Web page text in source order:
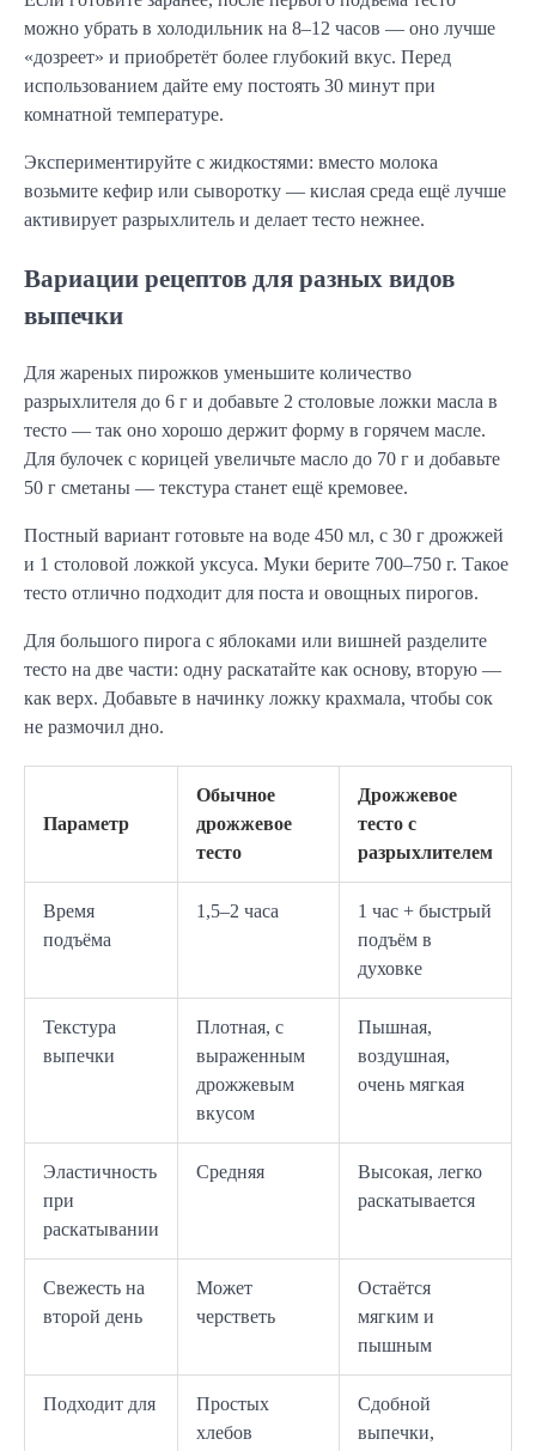
можно убрать в холодильник на 8–12 часов — оно лучше
«дозреет» и приобретёт более глубокий вкус. Перед
использованием дайте ему постоять 30 минут при
комнатной температуре.
Экспериментируйте с жидкостями: вместо молока
возьмите кефир или сыворотку — кислая среда ещё лучше
активирует разрыхлитель и делает тесто нежнее.
Вариации рецептов для разных видов
выпечки
Для жареных пирожков уменьшите количество
разрыхлителя до 6 г и добавьте 2 столовые ложки масла в
тесто — так оно хорошо держит форму в горячем масле.
Для булочек с корицей увеличьте масло до 70 г и добавьте
50 г сметаны — текстура станет ещё кремовее.
Постный вариант готовьте на воде 450 мл, с 30 г дрожжей
и 1 столовой ложкой уксуса. Муки берите 700–750 г. Такое
тесто отлично подходит для поста и овощных пирогов.
Для большого пирога с яблоками или вишней разделите
тесто на две части: одну раскатайте как основу, вторую —
как верх. Добавьте в начинку ложку крахмала, чтобы сок
не размочил дно.
Параметр
Обычное
дрожжевое
тесто
Дрожжевое
тесто с
разрыхлителем
Время
подъёма
1,5–2 часа
1 час + быстрый
подъём в
духовке
Текстура
выпечки
Плотная, с
выраженным
дрожжевым
вкусом
Пышная,
воздушная,
очень мягкая
Эластичность
при
раскатывании
Средняя
Высокая, легко
раскатывается
Свежесть на
второй день
Может
черстветь
Остаётся
мягким и
пышным
Подходит для
Простых
хлебов
Сдобной
выпечки,